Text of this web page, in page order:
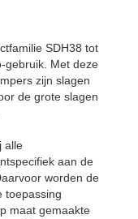
SDH38 tot
gebruik. Met deze
zijn slagen
de grote slagen
alle
aan de
worden de
toepassing
maat gemaakte